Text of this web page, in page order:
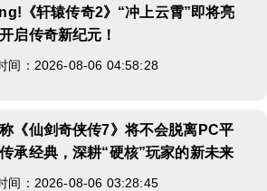
《轩辕传奇2》“冲上云霄”即将亮
启传奇新纪元！
间：2026-08-06 04:58:28
《仙剑奇侠传7》将不会脱离PC平
承经典，深耕“硬核”玩家的新未来
间：2026-08-06 03:28:45